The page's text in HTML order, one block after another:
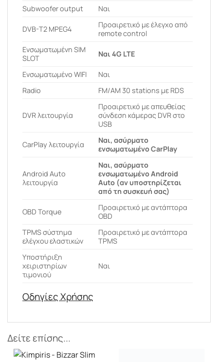
Subwoofer output Ναι
DVB-T2 MPEG4
Προαιρετικό με έλεγχο από
remote control
Ενσωματωμένη SIM
SLOT
Ναι 4G LTE
Ενσωματωμένο WIFI
Ναι
Radio
FM/AM 30 stations με RDS
DVR λειτουργία
Προαιρετικό με απευθείας
σύνδεση κάμερας DVR στο
USB
CarPlay λειτουργία
Ναι, ασύρματο
ενσωματωμένο CarPlay
Android Auto
λειτουργία
Ναι, ασύρματο
ενσωματωμένο Android
Auto (αν υποστηρίζεται
από τη συσκευή σας)
OBD Torque
Προαιρετικό με αντάπτορα
OBD
ΤPMS σύστημα
ελέγχου ελαστικών
Προαιρετικό με αντάπτορα
TPMS
Υποστήριξη
χειριστηρίων
τιμονιού
Ναι
Οδηγίες Χρήσης
Δείτε επίσης...